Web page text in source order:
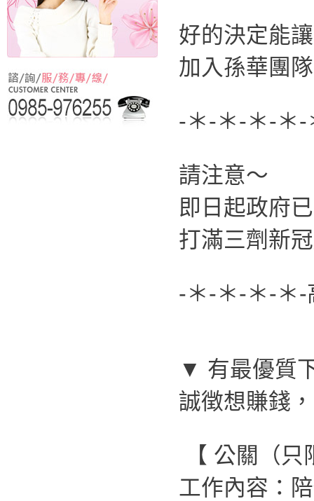
好的決定能
加入孫華團
-＊-＊-＊-＊
請注意～
即日起政府
打滿三劑新
-＊-＊-＊-＊
▼ 有最優質
誠徴想賺錢
【 公關（
工作內容：